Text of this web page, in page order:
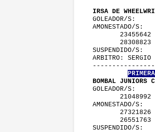
IRSA DE
GOLEADOR/S:
AMONESTADO/S:
28308823
SUSPENDIDO/S:
ARBITRO:
BOMBAL JUNIORS
GOLEADOR/S:
21048992
AMONESTADO/S:
SUSPENDIDO/S: